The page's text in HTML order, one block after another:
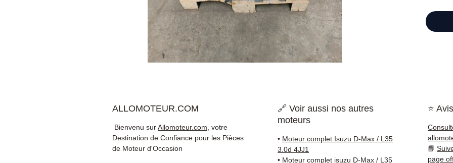
ALLOMOTEUR.COM
Bienvenu surAllomoteur.com , votre
Destination de Confiance pour les Pièces
de Moteur d'Occasion
🔗 Voir aussi nos autres
moteurs
• Moteur complet Isuzu D-Max / L35
3.0d 4JJ1
• Moteur complet isuzu D-Max / L35
⭐
📘
page